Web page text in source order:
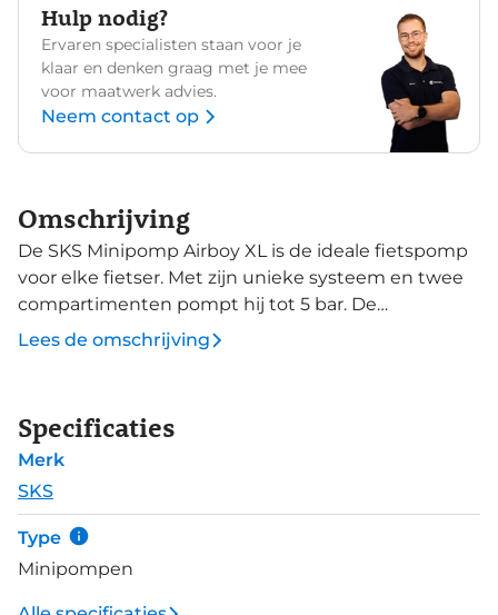
Hulp nodig?
Ervaren specialisten staan voor je
klaar en denken graag met je mee
voor maatwerk advies.
Neem contact op
Omschrijving
De SKS Minipomp Airboy XL is de ideale fietspomp
voor elke fietser. Met zijn unieke systeem en twee
compartimenten pompt hij tot 5 bar. De
ergonomische handgrepen zorgen voor
Lees de omschrijving
Specificaties
Merk
SKS
Type
Minipompen